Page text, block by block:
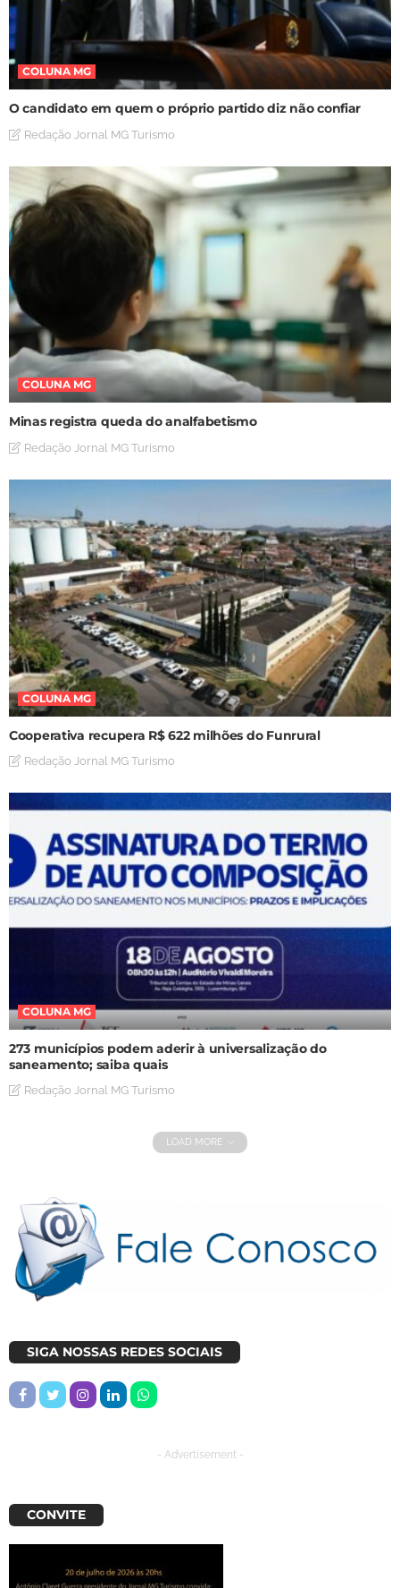
COLUNA MG
O candidato em quem o próprio partido diz não confiar
Redação Jornal MG Turismo
COLUNA MG
Minas registra queda do analfabetismo
Redação Jornal MG Turismo
COLUNA MG
Cooperativa recupera R$ 622 milhões do Funrural
Redação Jornal MG Turismo
COLUNA MG
273 municípios podem aderir à universalização do
saneamento; saiba quais
Redação Jornal MG Turismo
LOAD MORE
SIGA NOSSAS REDES SOCIAIS
- Advertisement -
CONVITE